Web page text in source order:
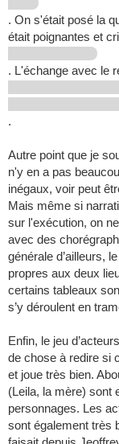
. On s'était posé la
était poignantes et
. L'échange avec le
.
Autre point que je
n'y en a pas
inégaux, voir peut
Mais même si
sur l'exécution, on
avec des
générale d’ailleurs,
propres aux deux
certains tableaux
s’y déroulent en
Enfin, le jeu
de chose à redire si
et joue très bien.
(Leila, la mère) sont
personnages. Les
sont également très